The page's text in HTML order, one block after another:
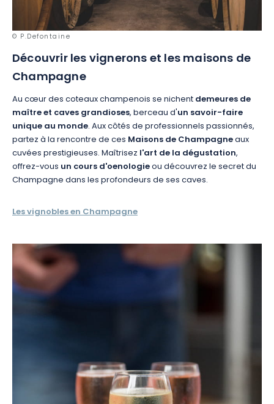
© P.Defontaine
Découvrir les vignerons et les maisons de
Champagne
Au cœur des coteaux champenois se nichentdemeures de
maître et caves grandioses, berceau d'un savoir-faire
unique au monde. Aux côtés de professionnels passionnés,
partez à la rencontre de ces Maisons de Champagneaux
cuvées prestigieuses. Maîtrisez l'art de la dégustation,
offrez-vous un cours d'oenologieou découvrez le secret du
Champagne dans les profondeurs de ses caves.
Les vignobles en Champagne